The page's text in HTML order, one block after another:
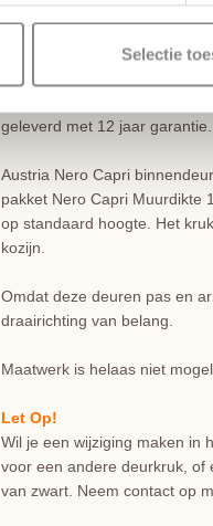
Selectie
De deuren en het kozijn zijn
wordt het monteren zeer
ingefreesd op 11.8 cm, 95.8
geleverd met 12 jaar garantie.
Austria Nero Capri
pakket Nero Capri Muurdikte
op standaard hoogte. Het
kozijn.
Omdat deze deuren pas en
draairichting van belang.
Maatwerk is helaas niet
Let Op!
Wil je een wijziging maken in
voor een andere deurkruk, of
van zwart. Neem contact op